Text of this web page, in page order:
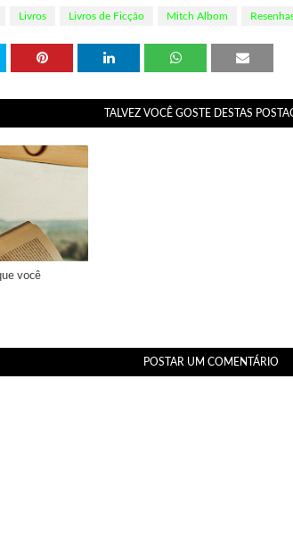
Livros Livros de Ficção Mitch Albom
TALVEZ VOCÊ GOSTE DESTAS
você
POSTAR UM COMENTÁRIO